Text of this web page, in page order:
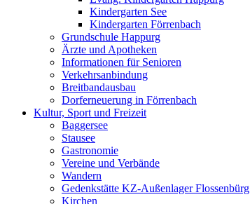
Kindergarten See
Kindergarten Förrenbach
Grundschule Happurg
Ärzte und Apotheken
Informationen für Senioren
Verkehrsanbindung
Breitbandausbau
Dorferneuerung in Förrenbach
Kultur, Sport und Freizeit
Baggersee
Stausee
Gastronomie
Vereine und Verbände
Wandern
Gedenkstätte KZ-Außenlager Flossenbürg
Kirchen